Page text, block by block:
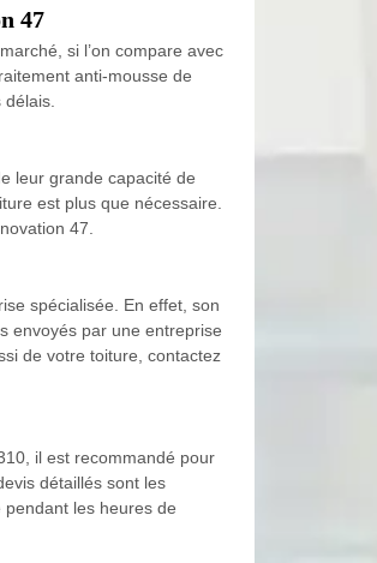
47
si l’on compare avec
anti-mousse de
leur grande capacité de
est plus que nécessaire.
47.
spécialisée. En effet, son
envoyés par une entreprise
de votre toiture, contactez
il est recommandé pour
détaillés sont les
pendant les heures de